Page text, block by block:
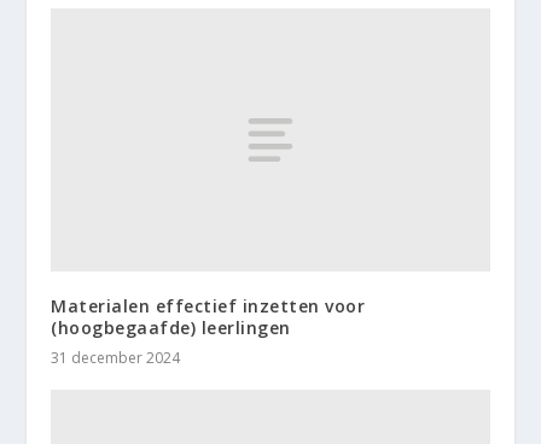
Materialen effectief inzetten voor
(hoogbegaafde) leerlingen
31 december 2024